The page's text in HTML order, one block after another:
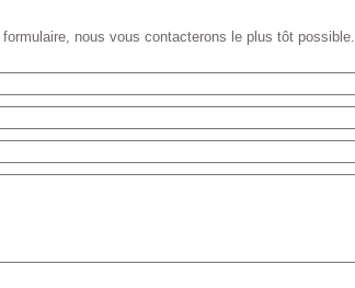
nous vous contacterons le plus tôt possible.